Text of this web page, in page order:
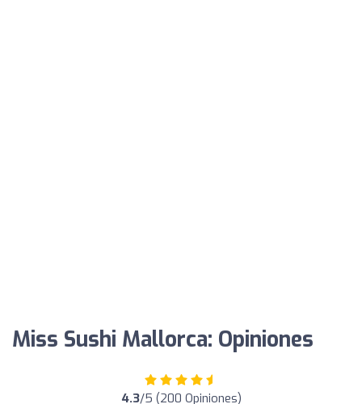
Miss Sushi Mallorca: Opiniones
4.3/5 (200 Opiniones)